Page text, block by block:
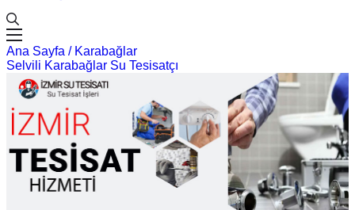
Ana Sayfa / Karabağlar
Selvili Karabağlar Su Tesisatçı